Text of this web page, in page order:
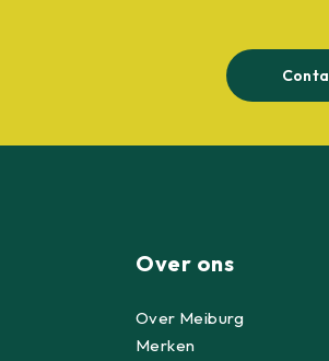
Over ons
Over Meiburg
Merken